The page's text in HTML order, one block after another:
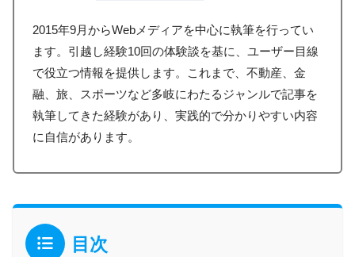
2015年9月からWebメディアを中心に執筆を行ってい
ます。引越し経験10回の体験談を基に、ユーザー目線
で役立つ情報を提供します。これまで、不動産、金
融、旅、スポーツなど多岐にわたるジャンルで記事を
執筆してきた経験があり、実践的で分かりやすい内容
に自信があります。
目次